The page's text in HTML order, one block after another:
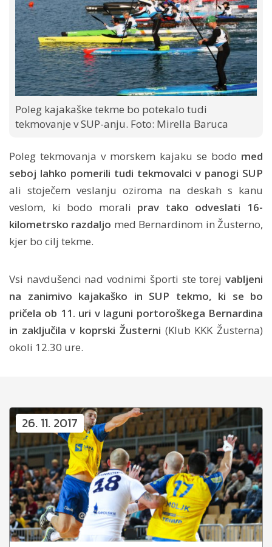
Poleg kajakaške tekme bo potekalo tudi
tekmovanje v SUP-anju. Foto: Mirella Baruca
Poleg tekmovanja v morskem kajaku se bodo med
seboj lahko pomerili tudi tekmovalci v panogi SUP
ali stoječem veslanju oziroma na deskah s kanu
veslom, ki bodo morali prav tako odveslati 16-
kilometrsko razdaljo med Bernardinom in Žusterno,
kjer bo cilj tekme.
Vsi navdušenci nad vodnimi športi ste torej vabljeni
na zanimivo kajakaško in SUP tekmo, ki se bo
pričela ob 11. uri v laguni portoroškega Bernardina
in zaključila v koprski Žusterni (Klub KKK Žusterna)
okoli 12.30 ure.
26. 11. 2017